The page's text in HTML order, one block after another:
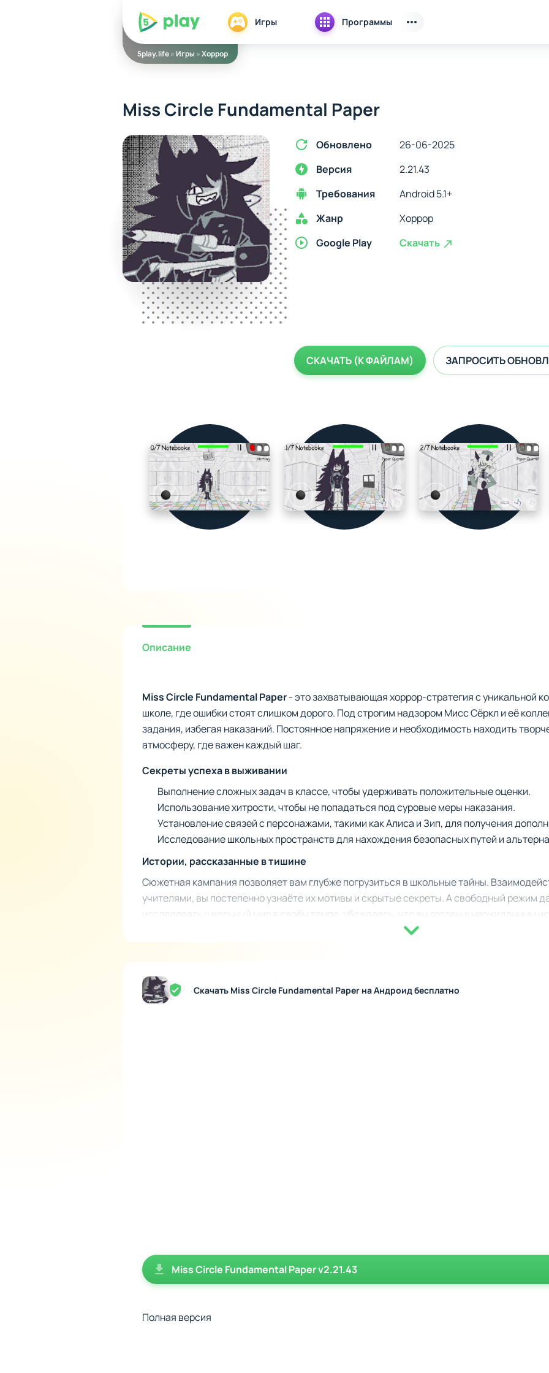
5play Игры Программы
5play.life»Игры »Хоррор
Miss Circle Fundamental Paper
Обновлено
26-06-2025
Версия
2.21.43
Требования
Android 5.1+
Жанр
Хоррор
Google Play
Скачать
СКАЧАТЬ (К ФАЙЛАМ) ЗАПРОСИТЬ
Описание
Miss Circle Fundamental Paper- это захватывающая хоррор-стратегия с уникальной
школе, где ошибки стоят слишком дорого. Под строгим надзором Мисс Сёркл и её
задания, избегая наказаний. Постоянное напряжение и необходимость находить
атмосферу, где важен каждый шаг.
Секреты успеха в выживании
Выполнение сложных задач в классе, чтобы удерживать положительные оценки.
Использование хитрости, чтобы не попадаться под суровые меры наказания.
Установление связей с персонажами, такими как Алиса и Зип, для получения
Исследование школьных пространств для нахождения безопасных путей и
Истории, рассказанные в тишине
Сюжетная кампания позволяет вам глубже погрузиться в школьные тайны.
учителями, вы постепенно узнаёте их мотивы и скрытые секреты. А свободный режим
исследовать школьный мир в своём темпе, убеждаясь, что вы готовы к неожиданным
Скачать Miss Circle Fundamental Paper на Андроид бесплатно
Miss Circle Fundamental Paper v2.21.43
Полная версия